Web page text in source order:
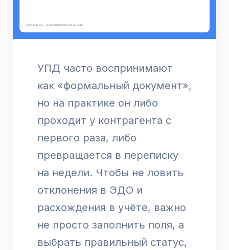
УПД часто воспринимают
как «формальный документ»,
но на практике он либо
проходит у контрагента с
первого раза, либо
превращается в переписку
на недели. Чтобы не ловить
отклонения в ЭДО и
расхождения в учёте, важно
не просто заполнить поля, а
выбрать правильный статус,